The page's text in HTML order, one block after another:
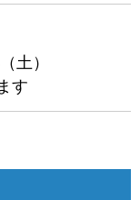
土）
す